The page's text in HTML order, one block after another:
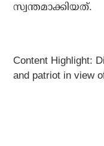
സ്വന്തമാക്കിയത്.
Content Highlight:
and patriot in view